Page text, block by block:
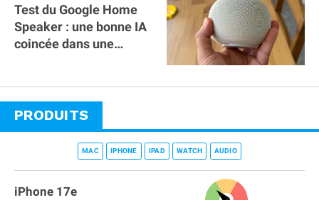
Test du Google Home
Speaker : une bonne IA
coincée dans une
PRODUITS
MAC IPHONE IPAD WATCH AUDIO
iPhone 17e